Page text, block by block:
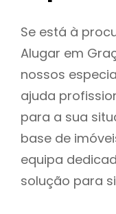
Se está à
Alugar em
nossos
ajuda
para a sua
base de
equipa
solução para